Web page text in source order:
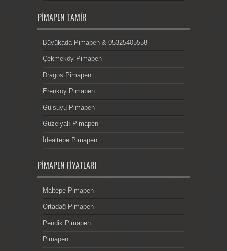
PIMAPEN TAMIR
Büyükada Pimapen & 05325405558
Çekmeköy Pimapen
Dragos Pimapen
Erenköy Pimapen
Gülsuyu Pimapen
Güzelyalı Pimapen
İdealtepe Pimapen
PIMAPEN FIYATLARI
Maltepe Pimapen
Ortadağ Pimapen
Pendik Pimapen
Pimapen